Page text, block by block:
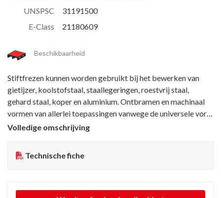
UNSPSC
31191500
E-Class
21180609
Beschikbaarheid
Stiftfrezen kunnen worden gebruikt bij het bewerken van
gietijzer, koolstofstaal, staallegeringen, roestvrij staal,
gehard staal, koper en aluminium. Ontbramen en machinaal
vormen van allerlei toepassingen vanwege de universele vorm
DIN: RBF Fijn: voor harde en/of taaie materialen, waarvoor
materialen onder normale omstandigheden Grof: met name
Volledige omschrijving
Technische fiche